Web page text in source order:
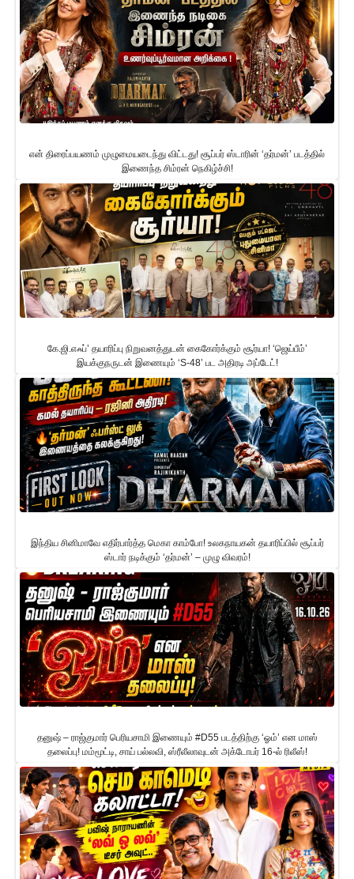
என் திரைப்பயணம் முழுமையடைந்து விட்டது! சூப்பர் ஸ்டாரின் ‘தர்மன்’ படத்தில்
இணைந்த சிம்ரன் நெகிழ்ச்சி!
கே.ஜி.எஃப்’ தயாரிப்பு நிறுவனத்துடன் கைகோர்க்கும் சூர்யா! ‘ஜெய்பீம்’
இயக்குநருடன் இணையும் ‘S-48’ பட அதிரடி அப்டேட்!
இந்திய சினிமாவே எதிர்பார்த்த மெகா காம்போ! உலகநாயகன் தயாரிப்பில் சூப்பர்
ஸ்டார் நடிக்கும் ‘தர்மன்’ – முழு விவரம்!
தனுஷ் – ராஜ்குமார் பெரியசாமி இணையும் #D55 படத்திற்கு ‘ஓம்’ என மாஸ்
தலைப்பு! மம்மூட்டி, சாய் பல்லவி, ஸ்ரீலீலாவுடன் அக்டோபர் 16-ல் ரிலீஸ்!